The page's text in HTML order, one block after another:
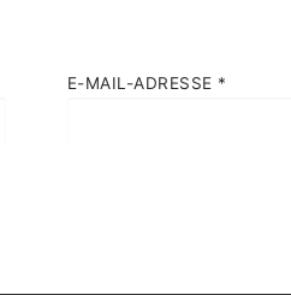
E-MAIL-ADRESSE *